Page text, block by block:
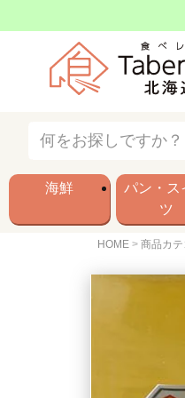
海鮮
パン・ス
ツ
HOME 商品カテ